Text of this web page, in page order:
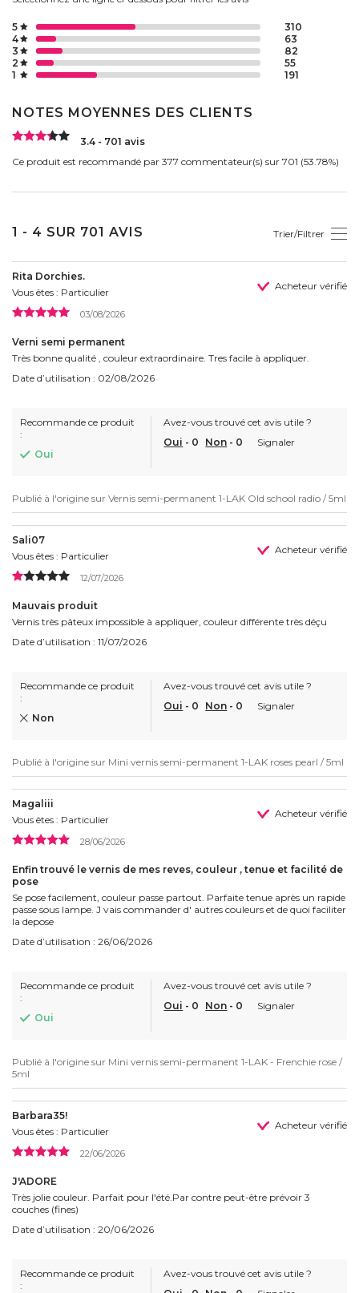
1 191
2 55
3 82
4 63
5 310
NOTES MOYENNES DES CLIENTS
3.4 - 701 avis
Ce produit est recommandé par 377 commentateur(s) sur 701 (53.78%)
1 - 4 SUR 701 AVIS Trier/Filtrer
Rita Dorchies.
Vous êtes : Particulier
Acheteur vérifié
03/08/2026
Verni semi permanent
Très bonne qualité , couleur extraordinaire. Tres facile à appliquer.
Date d’utilisation : 02/08/2026
Recommande ce produit
:
Oui
Avez-vous trouvé cet avis utile ?
Oui - 0 Non - 0 Signaler
Publié à l'origine sur Vernis semi-permanent 1-LAK Old school radio / 5ml
Sali07
Vous êtes : Particulier
Acheteur vérifié
12/07/2026
Mauvais produit
Vernis très pâteux impossible à appliquer, couleur différente très déçu
Date d’utilisation : 11/07/2026
Recommande ce produit
:
Non
Avez-vous trouvé cet avis utile ?
Oui - 0 Non - 0 Signaler
Publié à l'origine sur Mini vernis semi-permanent 1-LAK roses pearl / 5ml
Magaliii
Vous êtes : Particulier
Acheteur vérifié
28/06/2026
Enfin trouvé le vernis de mes reves, couleur , tenue et facilité de
pose
Se pose facilement, couleur passe partout. Parfaite tenue après un rapide
passe sous lampe. J vais commander d' autres couleurs et de quoi faciliter
la depose
Date d’utilisation : 26/06/2026
Recommande ce produit
:
Oui
Avez-vous trouvé cet avis utile ?
Oui - 0 Non - 0 Signaler
Publié à l'origine sur Mini vernis semi-permanent 1-LAK - Frenchie rose /
5ml
Barbara35!
Vous êtes : Particulier
Acheteur vérifié
22/06/2026
J'ADORE
Très jolie couleur. Parfait pour l'été.Par contre peut-être prévoir 3
couches (fines)
Date d’utilisation : 20/06/2026
Recommande ce produit
:
Avez-vous trouvé cet avis utile ?